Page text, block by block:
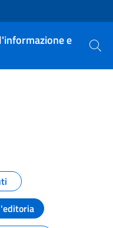
e
Cerca
pagina